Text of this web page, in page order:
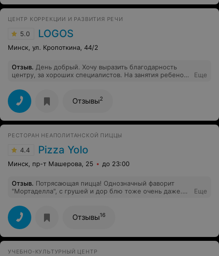
ЦЕНТР КОРРЕКЦИИ И РАЗВИТИЯ РЕЧИ
5.0 LOGOS
Минск, ул. Кропоткина, 44/2
Отзыв. День добрый. Хочу выразить благодарность
центру, за хороших специалистов. На занятия ребенок
Особое спасибо Марине Викторовне за душевный и
творческий подход к обучению.
Еще
Отзывы2
РЕСТОРАН НЕАПОЛИТАНСКОЙ ПИЦЦЫ
4.4 Pizza Yolo
Минск, пр-т Машерова, 25 до 23:00
Отзыв. Потрясающая пицца! Однозначный фаворит
"Мортаделла", с грушей и дор блю тоже очень даже.
лёгкий (что после двух пицц и Капрезе - важно).
Рекомендую место однозначно. Ожидание пиццы
около 10 минут.
Еще
Отзывы16
УЧЕБНО-КУЛЬТУРНЫЙ ЦЕНТР